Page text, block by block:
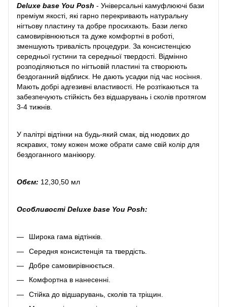
Deluxe base You Posh - Універсальні камуфлюючі бази
преміум якості, які гарно перекривають натуральну
нігтьову пластину та добре просихають. Бази легко
самовирівнюються та дуже комфортні в роботі,
зменшують тривалість процедури. За консистенцією
середньої густини та середньої твердості. Відмінно
розподіляються по нігтьовій пластині та створюють
бездоганний відблиск. Не дають усадки під час носіння.
Мають добрі адгезивні властивості. Не розтікаються та
забезпечують стійкість без відшарувань і сколів протягом
3-4 тижнів.
У палітрі відтінки на будь-який смак, від нюдових до
яскравих, тому кожен може обрати саме свій колір для
бездоганного манікюру.
Обєм: 12,30,50 мл
Особливості Deluxe base You Posh:
Широка гама відтінків.
Середня консистенція та твердість.
Добре самовирівнюється.
Комфортна в нанесенні.
Стійка до відшарувань, сколів та тріщин.